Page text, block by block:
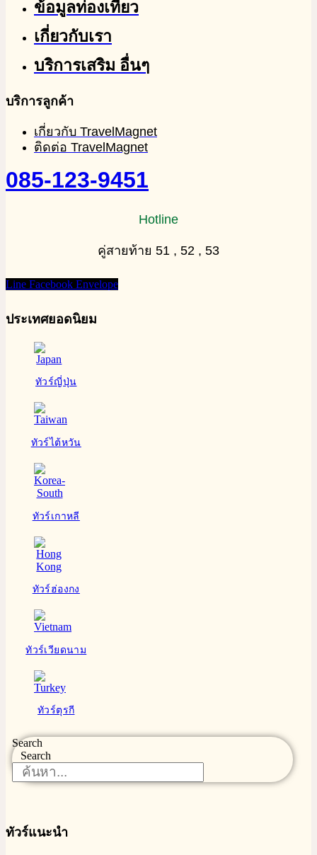
ข้อมูลท่องเที่ยว
เกี่ยวกับเรา
บริการเสริม อื่นๆ
บริการลูกค้า
เกี่ยวกับ TravelMagnet
ติดต่อ TravelMagnet
085-123-9451
Hotline
คู่สายท้าย 51 , 52 , 53
Line Facebook Envelope
ประเทศยอดนิยม
ทัวร์ญี่ปุ่น
ทัวร์ไต้หวัน
ทัวร์เกาหลี
ทัวร์ฮ่องกง
ทัวร์เวียดนาม
ทัวร์ตุรกี
Search
Search
ทัวร์แนะนำ